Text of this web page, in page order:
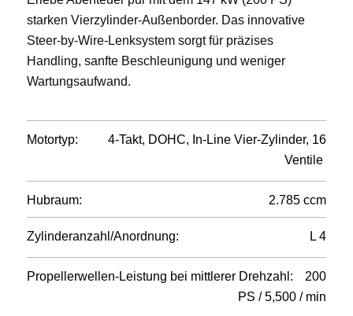
starken Vierzylinder-Außenborder. Das innovative
Steer-by-Wire-Lenksystem sorgt für präzises
Handling, sanfte Beschleunigung und weniger
Wartungsaufwand.
Motortyp:
4-Takt, DOHC, In-Line Vier-Zylinder, 16
Ventile
Hubraum: 2.785 ccm
Zylinderanzahl/Anordnung: L 4
Propellerwellen-Leistung bei mittlerer Drehzahl:
200
PS / 5,500 / min